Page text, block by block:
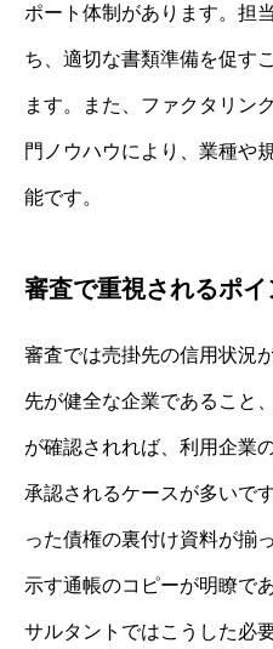
ポート体制があります。担
ち、適切な書類準備を促す
ます。また、ファクタリン
門ノウハウにより、業種や
能です。
審査で重視されるポイ
審査では売掛先の信用状況
先が健全な企業であること
が確認されれば、利用企業
承認されるケースが多いで
った債権の裏付け資料が揃
示す通帳のコピーが明瞭で
サルタントではこうした必